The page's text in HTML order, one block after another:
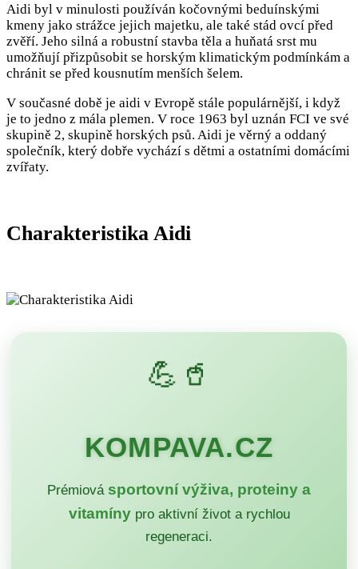
Aidi byl v minulosti používán kočovnými beduínskými
kmeny jako strážce jejich majetku, ale také stád ovcí před
zvěří. Jeho silná a robustní stavba těla a huňatá srst mu
umožňují přizpůsobit se horským klimatickým podmínkám a
chránit se před kousnutím menších šelem.
V současné době je aidi v Evropě stále populárnější, i když
je to jedno z mála plemen. V roce 1963 byl uznán FCI ve své
skupině 2, skupině horských psů. Aidi je věrný a oddaný
společník, který dobře vychází s dětmi a ostatními domácími
zvířaty.
Charakteristika Aidi
💪🥤
KOMPAVA.CZ
Prémiová sportovní výživa, proteiny a
vitamínypro aktivní život a rychlou
regeneraci.